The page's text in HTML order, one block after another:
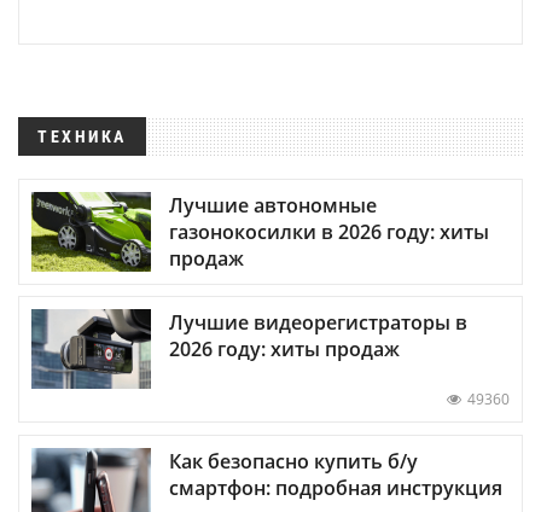
ТЕХНИКА
Лучшие автономные
газонокосилки в 2026 году: хиты
продаж
Лучшие видеорегистраторы в
2026 году: хиты продаж
49360
Как безопасно купить б/у
смартфон: подробная инструкция